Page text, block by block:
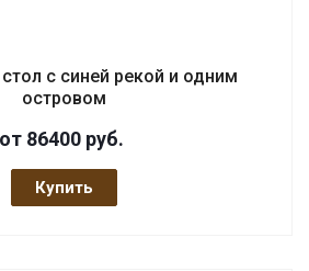
с синей рекой и одним
островом
от 86400 руб.
Купить